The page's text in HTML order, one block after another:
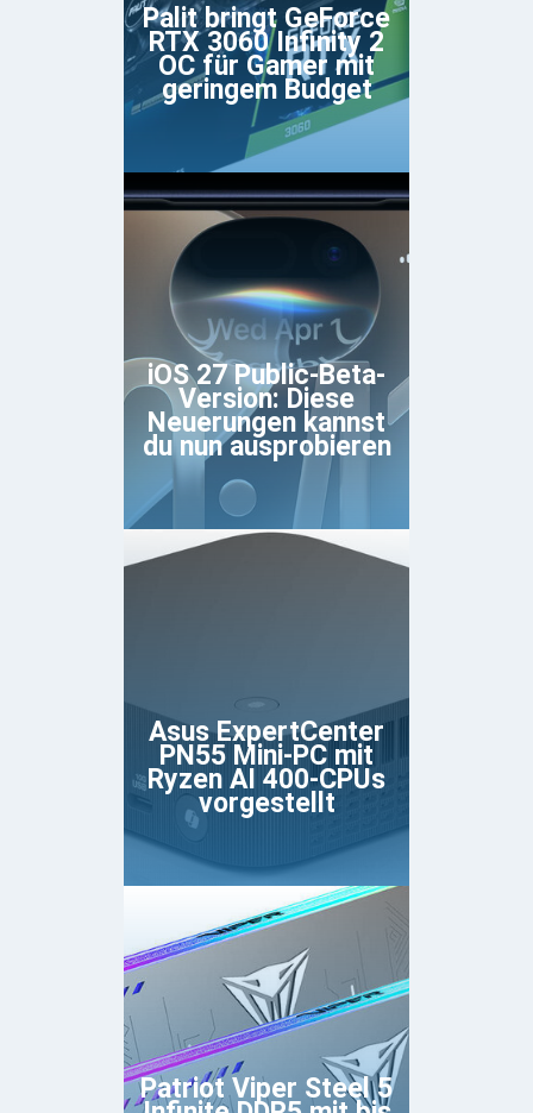
Palit bringt GeForce
RTX 3060 Infinity 2
OC für Gamer mit
geringem Budget
iOS 27 Public-Beta-
Version: Diese
Neuerungen kannst
du nun ausprobieren
Asus ExpertCenter
PN55 Mini-PC mit
Ryzen AI 400-CPUs
vorgestellt
Patriot Viper Steel 5